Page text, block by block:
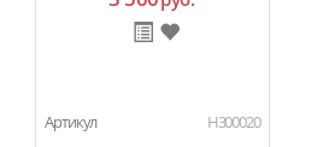
Артикул H300020